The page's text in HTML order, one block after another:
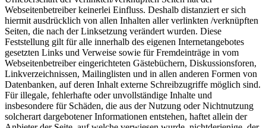
Webseitenbetreiber keinerlei Einfluss. Deshalb distanziert er sich
hiermit ausdrücklich von allen Inhalten aller verlinkten /verknüpften
Seiten, die nach der Linksetzung verändert wurden. Diese
Feststellung gilt für alle innerhalb des eigenen Internetangebotes
gesetzten Links und Verweise sowie für Fremdeinträge in vom
Webseitenbetreiber eingerichteten Gästebüchern, Diskussionsforen,
Linkverzeichnissen, Mailinglisten und in allen anderen Formen von
Datenbanken, auf deren Inhalt externe Schreibzugriffe möglich sind.
Für illegale, fehlerhafte oder unvollständige Inhalte und
insbesondere für Schäden, die aus der Nutzung oder Nichtnutzung
solcherart dargebotener Informationen entstehen, haftet allein der